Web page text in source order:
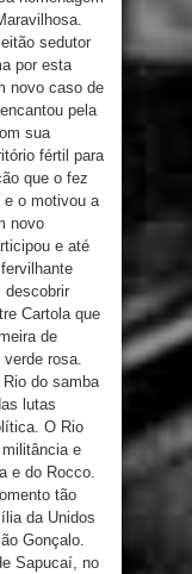
sedutor
por esta
novo caso de
pela
sua
fértil para
que o fez
e o motivou a
novo
e até
descobrir
Cartola que
de
verde rosa.
do samba
lutas
O Rio
militância e
e do Rocco.
tão
da Unidos
Gonçalo.
Sapucaí, no